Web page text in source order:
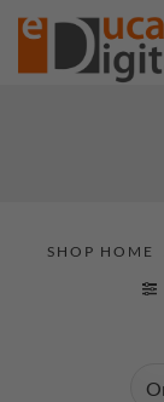
Salta
contenuti